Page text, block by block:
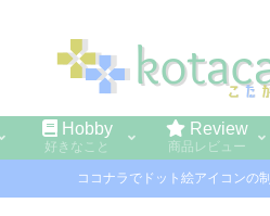
Hobby
好きなこと
Review
商品レビュー
ココナラでドット絵アイコンの